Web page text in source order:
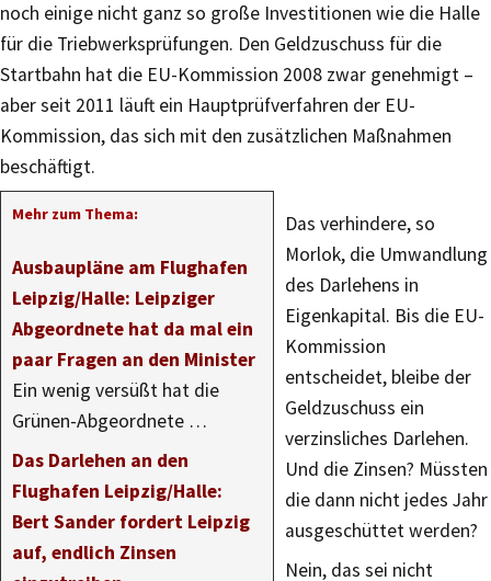
noch einige nicht ganz so große Investitionen wie die Halle
für die Triebwerksprüfungen. Den Geldzuschuss für die
Startbahn hat die EU-Kommission 2008 zwar genehmigt –
aber seit 2011 läuft ein Hauptprüfverfahren der EU-
Kommission, das sich mit den zusätzlichen Maßnahmen
beschäftigt.
Mehr zum Thema:
Ausbaupläne am Flughafen
Leipzig/Halle: Leipziger
Abgeordnete hat da mal ein
paar Fragen an den Minister
Ein wenig versüßt hat die
Grünen-Abgeordnete …
Das Darlehen an den
Flughafen Leipzig/Halle:
Bert Sander fordert Leipzig
auf, endlich Zinsen
Das verhindere, so
Morlok, die Umwandlung
des Darlehens in
Eigenkapital. Bis die EU-
Kommission
entscheidet, bleibe der
Geldzuschuss ein
verzinsliches Darlehen.
Und die Zinsen? Müssten
die dann nicht jedes Jahr
ausgeschüttet werden?
Nein, das sei nicht